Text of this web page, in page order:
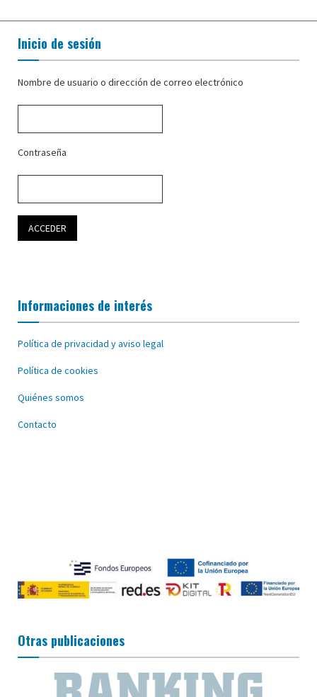
Inicio de sesión
Nombre de usuario o dirección de correo electrónico
Contraseña
Informaciones de interés
Política de privacidad y aviso legal
Política de cookies
Quiénes somos
Contacto
Otras publicaciones